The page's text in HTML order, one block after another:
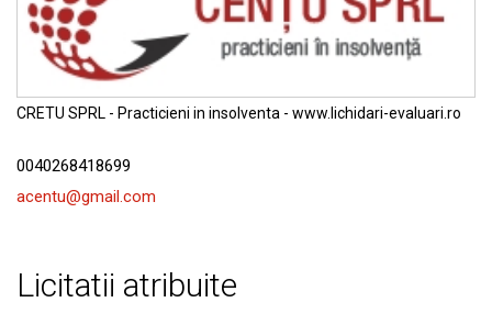
Buletin Insolventa
Contact
CRETU SPRL - Practicieni in insolventa - www.lichidari-evaluari.ro
0040268418699
acentu@gmail.com
Licitatii atribuite